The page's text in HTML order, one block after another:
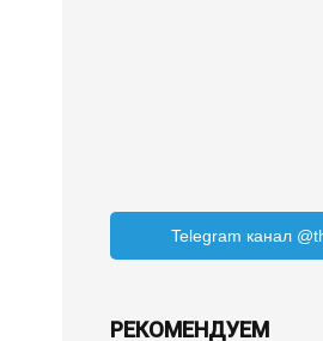
Telegram канал
РЕКОМЕНДУЕМ